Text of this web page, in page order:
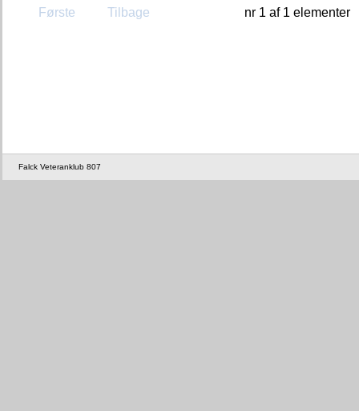
Første Tilbage nr 1 af 1 elementer
Falck Veteranklub 807